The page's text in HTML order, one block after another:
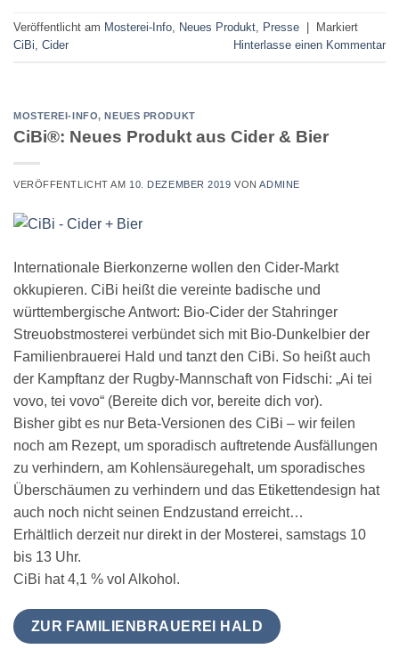
Veröffentlicht am Mosterei-Info, Neues Produkt, Presse
Markiert
CiBi, Cider Hinterlasse einen Kommentar
MOSTEREI-INFO,NEUES PRODUKT
CiBi®: Neues Produkt aus Cider & Bier
VERÖFFENTLICHT AM 10. DEZEMBER 2019 VONADMINE
Internationale Bierkonzerne wollen den Cider-Markt
okkupieren. CiBi heißt die vereinte badische und
württembergische Antwort: Bio-Cider der Stahringer
Streuobstmosterei verbündet sich mit Bio-Dunkelbier der
Familienbrauerei Hald und tanzt den CiBi. So heißt auch
der Kampftanz der Rugby-Mannschaft von Fidschi: „Ai tei
vovo, tei vovo“ (Bereite dich vor, bereite dich vor).
Bisher gibt es nur Beta-Versionen des CiBi – wir feilen
noch am Rezept, um sporadisch auftretende Ausfällungen
zu verhindern, am Kohlensäuregehalt, um sporadisches
Überschäumen zu verhindern und das Etikettendesign hat
auch noch nicht seinen Endzustand erreicht…
Erhältlich derzeit nur direkt in der Mosterei, samstags 10
bis 13 Uhr.
CiBi hat 4,1 % vol Alkohol.
ZUR FAMILIENBRAUEREI HALD